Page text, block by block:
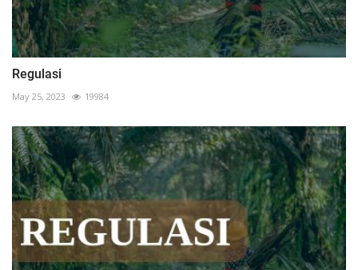
Regulasi
May 25, 2023 19984